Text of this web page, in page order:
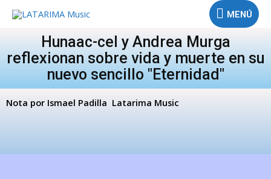
MENÚ
Hunaac-cel y Andrea Murga
reflexionan sobre vida y muerte en su
nuevo sencillo "Eternidad"
Nota por Ismael Padilla Latarima Music